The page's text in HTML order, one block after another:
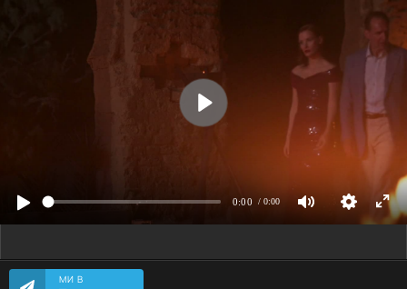
МИ В